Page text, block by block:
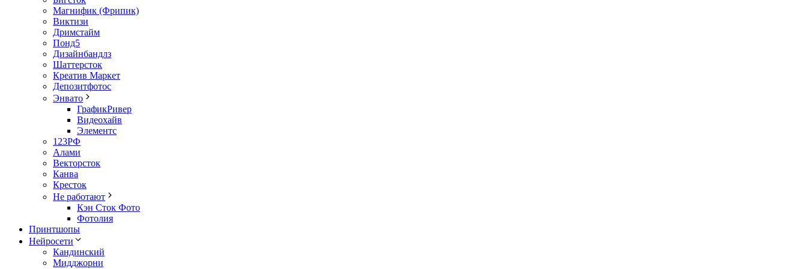
Магнифик (Фрипик)
Виктизи
Дримстайм
Понд5
Дизайнбандлз
Шаттерсток
Креатив Маркет
Депозитфотос
Энвато
ГрафикРивер
Видеохайв
Элементс
123РФ
Алами
Векторсток
Канва
Кресток
Не работают
Кэн Сток Фото
Фотолия
Принтшопы
Нейросети
Кандинский
Мидджорни